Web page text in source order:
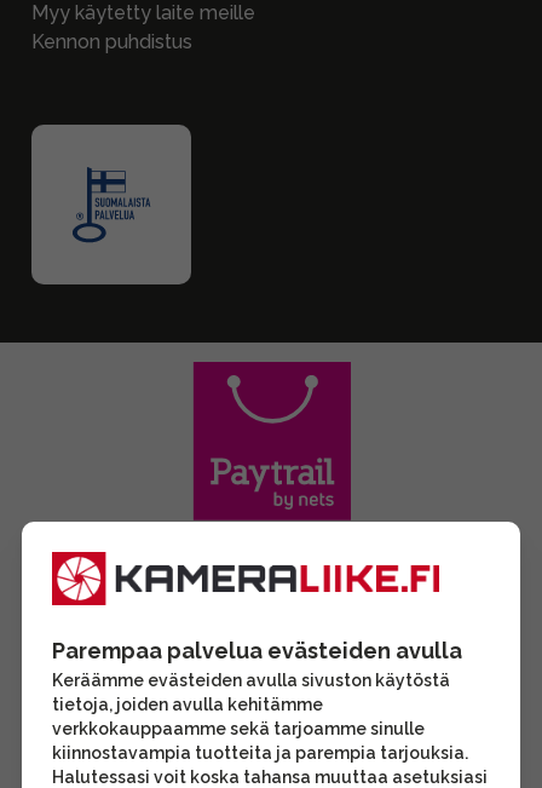
Myy käytetty laite meille
Kennon puhdistus
Parempaa palvelua evästeiden avulla
Keräämme evästeiden avulla sivuston käytöstä
tietoja, joiden avulla kehitämme
verkkokauppaamme sekä tarjoamme sinulle
kiinnostavampia tuotteita ja parempia tarjouksia.
Halutessasi voit koska tahansa muuttaa asetuksiasi